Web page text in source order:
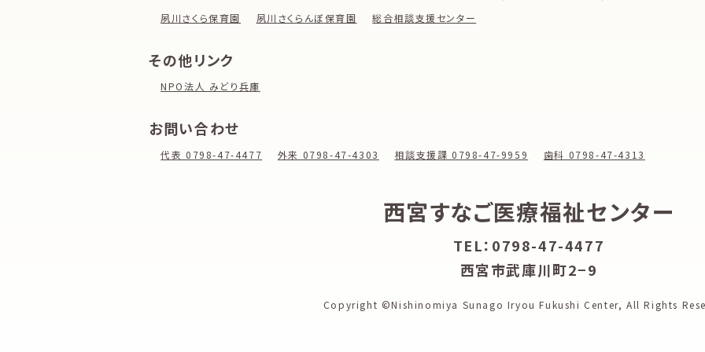
夙川さくら保育園
夙川さくらんぼ保育園 総合相談支援センター
その他リンク
NPO法人 みどり兵庫
お問い合わせ
代表 0798-47-4477 外来 0798-47-4303 相談支援課 0798-47-9959 歯科 0798-47-4313
西宮すなご医療福祉センター
TEL：0798-47-4477
西宮市武庫川町2−9
Copyright ©Nishinomiya Sunago Iryou Fukushi Center,All Rights